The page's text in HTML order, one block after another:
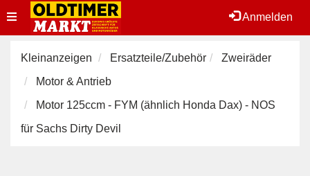
Anmelden
Toggle
navigation
Kleinanzeigen Ersatzteile/Zubehör
Zweiräder
Motor & Antrieb
Motor 125ccm - FYM (ähnlich Honda Dax) - NOS
für Sachs Dirty Devil